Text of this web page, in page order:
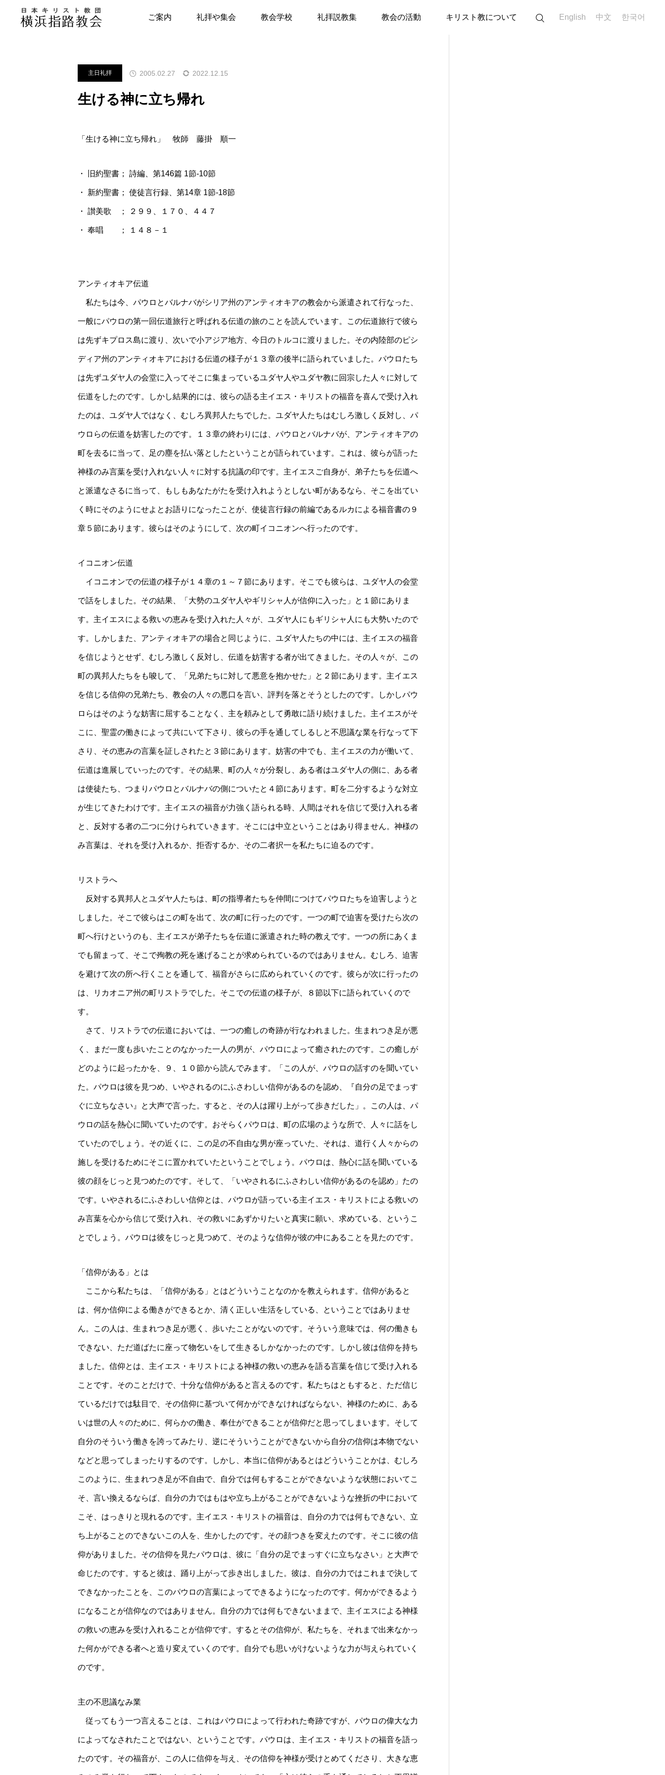
ご案内 礼拝や集会 教会学校 礼拝説教集 教会の活動 キリスト教について English 中文 한국어
牧師・副牧師より
キリスト教用語集
主日礼拝 生ける神に立ち帰れ
主日礼拝 2005.02.27 2022.12.15
生ける神に立ち帰れ
「生ける神に立ち帰れ」 牧師 藤掛 順一
・ 旧約聖書； 詩編、第146篇 1節-10節
・ 新約聖書； 使徒言行録、第14章 1節-18節
・ 讃美歌 ； ２９９、１７０、４４７
・ 奉唱 ； １４８－１
アンティオキア伝道
私たちは今、パウロとバルナバがシリア州のアンティオキアの教会から派遣されて行なった、
一般にパウロの第一回伝道旅行と呼ばれる伝道の旅のことを読んでいます。この伝道旅行で彼ら
は先ずキプロス島に渡り、次いで小アジア地方、今日のトルコに渡りました。その内陸部のピシ
ディア州のアンティオキアにおける伝道の様子が１３章の後半に語られていました。パウロたち
は先ずユダヤ人の会堂に入ってそこに集まっているユダヤ人やユダヤ教に回宗した人々に対して
伝道をしたのです。しかし結果的には、彼らの語る主イエス・キリストの福音を喜んで受け入れ
たのは、ユダヤ人ではなく、むしろ異邦人たちでした。ユダヤ人たちはむしろ激しく反対し、パ
ウロらの伝道を妨害したのです。１３章の終わりには、パウロとバルナバが、アンティオキアの
町を去るに当って、足の塵を払い落としたということが語られています。これは、彼らが語った
神様のみ言葉を受け入れない人々に対する抗議の印です。主イエスご自身が、弟子たちを伝道へ
と派遣なさるに当って、もしもあなたがたを受け入れようとしない町があるなら、そこを出てい
く時にそのようにせよとお語りになったことが、使徒言行録の前編であるルカによる福音書の９
章５節にあります。彼らはそのようにして、次の町イコニオンへ行ったのです。
イコニオン伝道
イコニオンでの伝道の様子が１４章の１～７節にあります。そこでも彼らは、ユダヤ人の会堂
で話をしました。その結果、「大勢のユダヤ人やギリシャ人が信仰に入った」と１節にありま
す。主イエスによる救いの恵みを受け入れた人々が、ユダヤ人にもギリシャ人にも大勢いたので
す。しかしまた、アンティオキアの場合と同じように、ユダヤ人たちの中には、主イエスの福音
を信じようとせず、むしろ激しく反対し、伝道を妨害する者が出てきました。その人々が、この
町の異邦人たちをも唆して、「兄弟たちに対して悪意を抱かせた」と２節にあります。主イエス
を信じる信仰の兄弟たち、教会の人々の悪口を言い、評判を落とそうとしたのです。しかしパウ
ロらはそのような妨害に屈することなく、主を頼みとして勇敢に語り続けました。主イエスがそ
こに、聖霊の働きによって共にいて下さり、彼らの手を通してしるしと不思議な業を行なって下
さり、その恵みの言葉を証しされたと３節にあります。妨害の中でも、主イエスの力が働いて、
伝道は進展していったのです。その結果、町の人々が分裂し、ある者はユダヤ人の側に、ある者
は使徒たち、つまりパウロとバルナバの側についたと４節にあります。町を二分するような対立
が生じてきたわけです。主イエスの福音が力強く語られる時、人間はそれを信じて受け入れる者
と、反対する者の二つに分けられていきます。そこには中立ということはあり得ません。神様の
み言葉は、それを受け入れるか、拒否するか、その二者択一を私たちに迫るのです。
リストラへ
反対する異邦人とユダヤ人たちは、町の指導者たちを仲間につけてパウロたちを迫害しようと
しました。そこで彼らはこの町を出て、次の町に行ったのです。一つの町で迫害を受けたら次の
町へ行けというのも、主イエスが弟子たちを伝道に派遣された時の教えです。一つの所にあくま
でも留まって、そこで殉教の死を遂げることが求められているのではありません。むしろ、迫害
を避けて次の所へ行くことを通して、福音がさらに広められていくのです。彼らが次に行ったの
は、リカオニア州の町リストラでした。そこでの伝道の様子が、８節以下に語られていくので
す。
さて、リストラでの伝道においては、一つの癒しの奇跡が行なわれました。生まれつき足が悪
く、まだ一度も歩いたことのなかった一人の男が、パウロによって癒されたのです。この癒しが
どのように起ったかを、９、１０節から読んでみます。「この人が、パウロの話すのを聞いてい
た。パウロは彼を見つめ、いやされるのにふさわしい信仰があるのを認め、『自分の足でまっす
ぐに立ちなさい』と大声で言った。すると、その人は躍り上がって歩きだした」。この人は、パ
ウロの話を熱心に聞いていたのです。おそらくパウロは、町の広場のような所で、人々に話をし
ていたのでしょう。その近くに、この足の不自由な男が座っていた、それは、道行く人々からの
施しを受けるためにそこに置かれていたということでしょう。パウロは、熱心に話を聞いている
彼の顔をじっと見つめたのです。そして、「いやされるにふさわしい信仰があるのを認め」たの
です。いやされるにふさわしい信仰とは、パウロが語っている主イエス・キリストによる救いの
み言葉を心から信じて受け入れ、その救いにあずかりたいと真実に願い、求めている、というこ
とでしょう。パウロは彼をじっと見つめて、そのような信仰が彼の中にあることを見たのです。
「信仰がある」とは
ここから私たちは、「信仰がある」とはどういうことなのかを教えられます。信仰があると
は、何か信仰による働きができるとか、清く正しい生活をしている、ということではありませ
ん。この人は、生まれつき足が悪く、歩いたことがないのです。そういう意味では、何の働きも
できない、ただ道ばたに座って物乞いをして生きるしかなかったのです。しかし彼は信仰を持ち
ました。信仰とは、主イエス・キリストによる神様の救いの恵みを語る言葉を信じて受け入れる
ことです。そのことだけで、十分な信仰があると言えるのです。私たちはともすると、ただ信じ
ているだけでは駄目で、その信仰に基づいて何かができなければならない、神様のために、ある
いは世の人々のために、何らかの働き、奉仕ができることが信仰だと思ってしまいます。そして
自分のそういう働きを誇ってみたり、逆にそういうことができないから自分の信仰は本物でない
などと思ってしまったりするのです。しかし、本当に信仰があるとはどういうことかは、むしろ
このように、生まれつき足が不自由で、自分では何もすることができないような状態においてこ
そ、言い換えるならば、自分の力ではもはや立ち上がることができないような挫折の中において
こそ、はっきりと現れるのです。主イエス・キリストの福音は、自分の力では何もできない、立
ち上がることのできないこの人を、生かしたのです。その顔つきを変えたのです。そこに彼の信
仰がありました。その信仰を見たパウロは、彼に「自分の足でまっすぐに立ちなさい」と大声で
命じたのです。すると彼は、踊り上がって歩き出しました。彼は、自分の力ではこれまで決して
できなかったことを、このパウロの言葉によってできるようになったのです。何かができるよう
になることが信仰なのではありません。自分の力では何もできないままで、主イエスによる神様
の救いの恵みを受け入れることが信仰です。するとその信仰が、私たちを、それまで出来なかっ
た何かができる者へと造り変えていくのです。自分でも思いがけないような力が与えられていく
のです。
主の不思議なみ業
従ってもう一つ言えることは、これはパウロによって行われた奇跡ですが、パウロの偉大な力
によってなされたことではない、ということです。パウロは、主イエス・キリストの福音を語っ
たのです。その福音が、この人に信仰を与え、その信仰を神様が受けとめてくださり、大きな恵